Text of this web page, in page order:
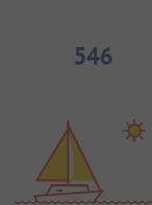
546